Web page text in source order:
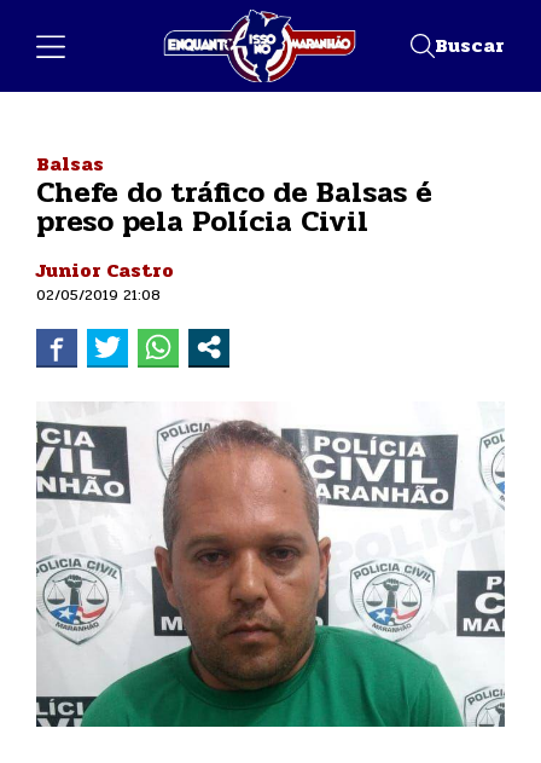
Buscar
Balsas
Chefe do tráfico de Balsas é
preso pela Polícia Civil
Junior Castro
02/05/2019 21:08